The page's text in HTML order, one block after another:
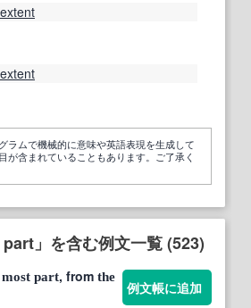
ラムで機械的に意味や英語表現を生成して
が含まれていることもあります。ご了承く
」を含む例文一覧 (523)
most part, from the
例文帳に追加